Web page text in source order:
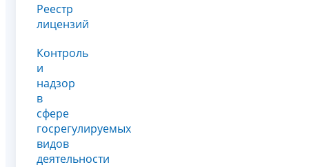
Реестр
лицензий
Контроль
и
надзор
в
сфере
госрегулируемых
видов
деятельности